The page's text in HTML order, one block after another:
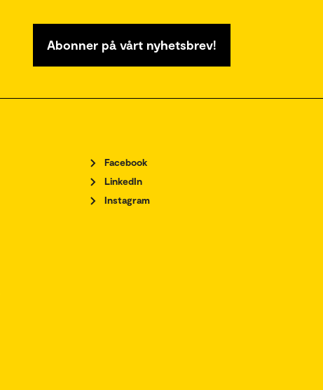
Abonner på vårt nyhetsbrev!
Facebook
LinkedIn
Instagram